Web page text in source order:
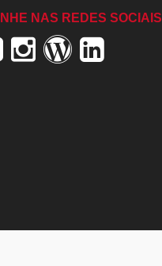
NAS REDES SOCIAIS